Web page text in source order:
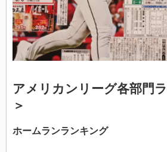
アメリカンリーグ各部門
＞
ホームランランキング